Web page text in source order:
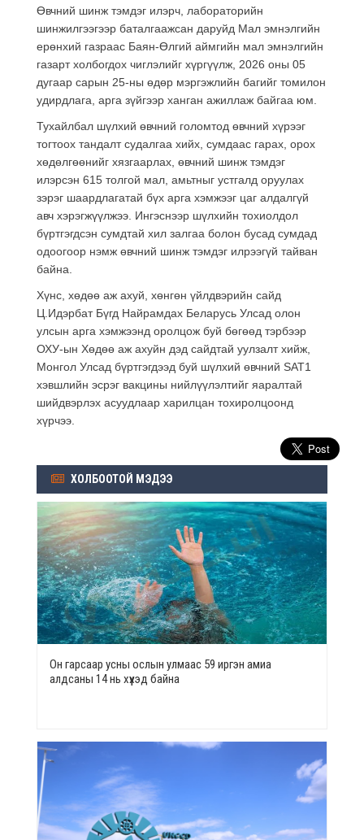
Өвчний шинж тэмдэг илэрч, лабораторийн
шинжилгээгээр баталгаажсан даруйд Мал эмнэлгийн
ерөнхий газраас Баян-Өлгий аймгийн мал эмнэлгийн
газарт холбогдох чиглэлийг хүргүүлж, 2026 оны 05
дугаар сарын 25-ны өдөр мэргэжлийн багийг томилон
удирдлага, арга зүйгээр ханган ажиллаж байгаа юм.
Тухайлбал шүлхий өвчний голомтод өвчний хүрээг
тогтоох тандалт судалгаа хийх, сумдаас гарах, орох
хөдөлгөөнийг хязгаарлах, өвчний шинж тэмдэг
илэрсэн 615 толгой мал, амьтныг устгалд оруулах
зэрэг шаардлагатай бүх арга хэмжээг цаг алдалгүй
авч хэрэгжүүлжээ. Ингэснээр шүлхийн тохиолдол
бүртгэгдсэн сумдтай хил залгаа болон бусад сумдад
одоогоор нэмж өвчний шинж тэмдэг илрээгүй тайван
байна.
Хүнс, хөдөө аж ахуй, хөнгөн үйлдвэрийн сайд
Ц.Идэрбат Бүгд Найрамдах Беларусь Улсад олон
улсын арга хэмжээнд оролцож буй бөгөөд тэрбээр
ОХУ-ын Хөдөө аж ахуйн дэд сайдтай уулзалт хийж,
Монгол Улсад бүртгэгдээд буй шүлхий өвчний SAT1
хэвшлийн эсрэг вакцины нийлүүлэлтийг яаралтай
шийдвэрлэх асуудлаар харилцан тохиролцоонд
хүрчээ.
ХОЛБООТОЙ МЭДЭЭ
Он гарсаар усны ослын улмаас 59 иргэн амиа
алдсаны 14 нь хүүхэд байна